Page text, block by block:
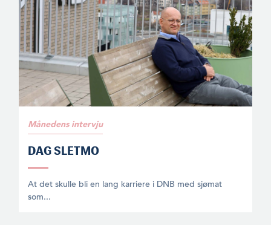
Månedens intervju
DAG SLETMO
At det skulle bli en lang karriere i DNB med sjømat
som...